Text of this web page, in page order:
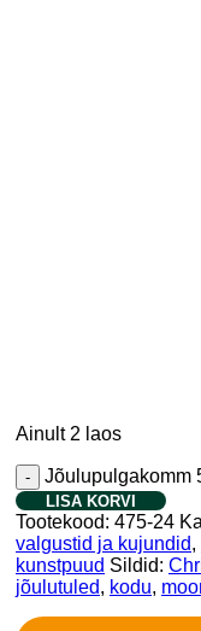
Ainult 2 laos
Jõulupulgakomm
LISA KORVI
Tootekood: 475-24
valgustid ja kujundid,
kunstpuud Sildid:
jõulutuled, kodu,